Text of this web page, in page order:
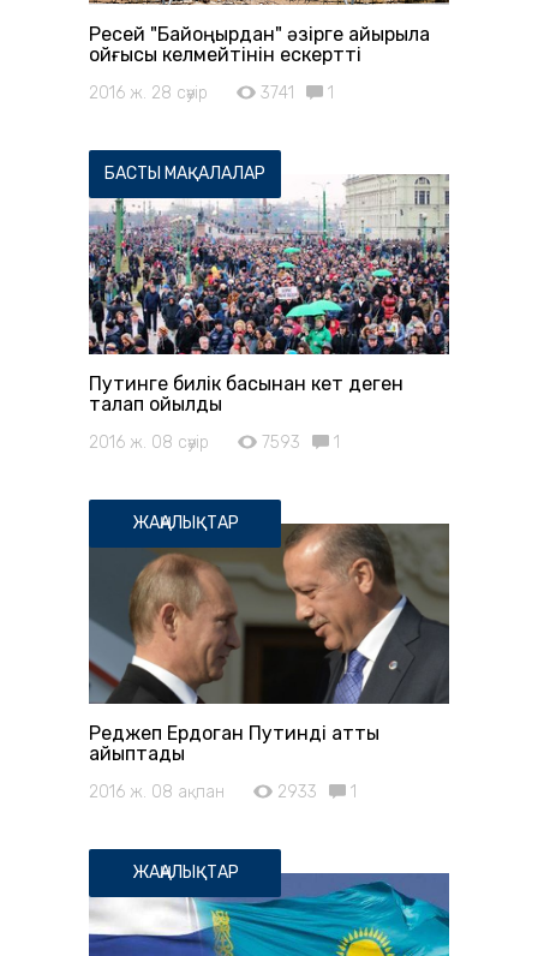
Ресей "Байқоңырдан" әзірге айырыла
қойғысы келмейтінін ескертті
2016 ж. 28 сәуір 3741 1
БАСТЫ МАҚАЛАЛАР
Путинге билік басынан кет деген
талап қойылды
2016 ж. 08 сәуір 7593 1
ЖАҢАЛЫҚТАР
Реджеп Ердоган Путиндi қатты
айыптады
2016 ж. 08 ақпан 2933 1
ЖАҢАЛЫҚТАР